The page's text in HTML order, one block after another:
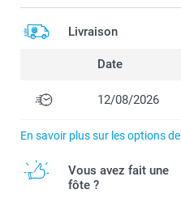
Livraison
Date
12/08/2026
En savoir plus sur les options
Vous avez fait une
fôte ?